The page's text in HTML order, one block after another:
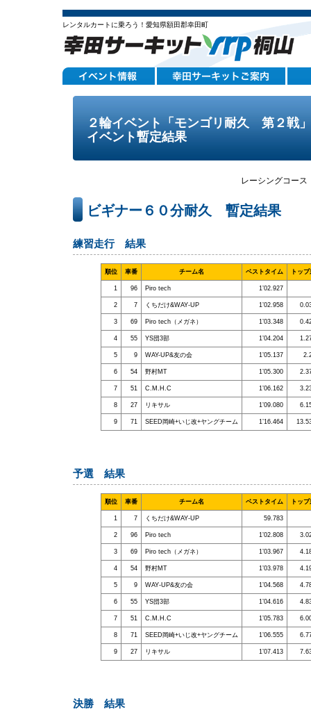
レンタルカートに乗ろう！愛知県額田郡幸田町
２輪イベント「モンゴリ耐久 第２戦
イベント暫定結果
レーシングコー
ビギナー６０分耐久 暫定結果
練習走行 結果
順位 車番 チーム名 ベストタイム トップ
1 96 Piro tech 1’02.927
2 7 くちだけ&WAY‐UP 1’02.958
3 69 Piro tech（メガネ） 1’03.348
4 55 YS団3部 1’04.204
5 9 WAY-UP&友の会 1’05.137
6 54 野村MT 1’05.300
7 51 C.M.H.C 1’06.162
8 27 リキサル 1’09.080
9 71 SEED岡崎+いじ改+ヤングチーム 1’16.464
予選 結果
順位 車番 チーム名 ベストタイム トップ
1 7 くちだけ&WAY‐UP 59.783
2 96 Piro tech 1’02.808
3 69 Piro tech（メガネ） 1’03.967
4 54 野村MT 1’03.978
5 9 WAY‐UP&友の会 1’04.568
6 55 YS団3部 1’04.616
7 51 C.M.H.C 1’05.783
8 71 SEED岡崎+いじ改+ヤングチーム 1’06.555
9 27 リキサル 1’07.413
決勝 結果